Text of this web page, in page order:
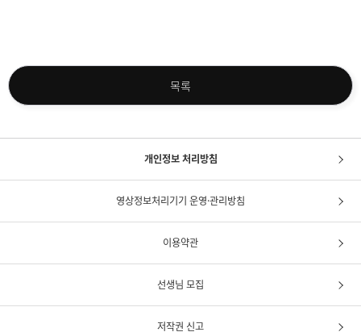
목록
개인정보 처리방침
영상정보처리기기 운영·관리방침
이용약관
선생님 모집
저작권 신고